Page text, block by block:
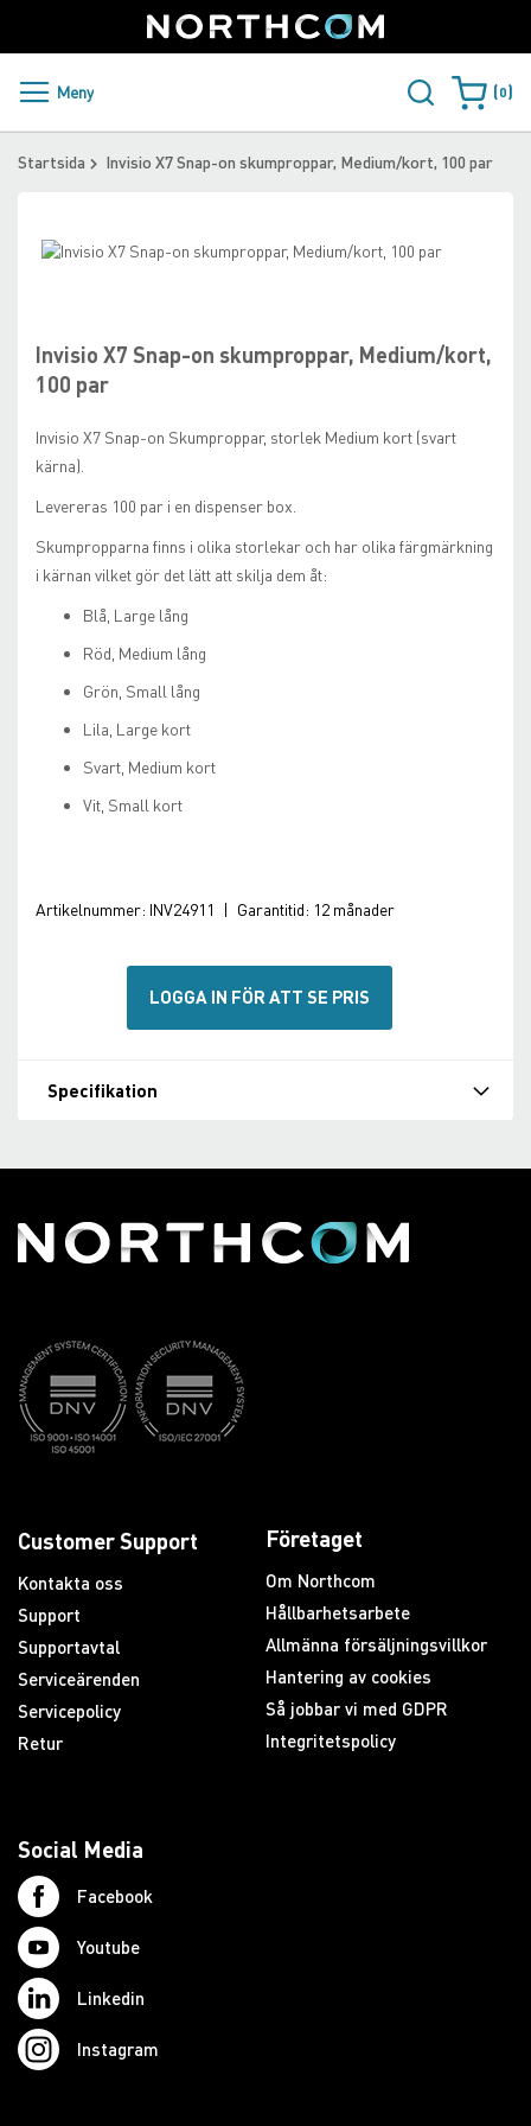
to
Content
Sweden
PRODUKTER OCH LÖSNINGAR
ÅTERFÖRSÄLJARE
LADDA NER
Meny Varukorgen
0
Startsida Invisio X7 Snap-on skumproppar, Medium/kort, 100 par
Invisio X7 Snap-on skumproppar, Medium/kort,
100 par
Invisio X7 Snap-on Skumproppar, storlek Medium kort (svart
kärna).
Levereras 100 par i en dispenser box.
Skumpropparna finns i olika storlekar och har olika färgmärkning
i kärnan vilket gör det lätt att skilja dem åt:
Blå, Large lång
Röd, Medium lång
Grön, Small lång
Lila, Large kort
Svart, Medium kort
Vit, Small kort
Artikelnummer: INV24911 | Garantitid: 12 månader
LOGGA IN FÖR ATT SE PRIS
Skip
the
images
beginning
of
the
gallery
Specifikation
Customer Support
Kontakta oss
Support
Supportavtal
Serviceärenden
Servicepolicy
Retur
Företaget
Om Northcom
Hållbarhetsarbete
Allmänna försäljningsvillkor
Hantering av cookies
Så jobbar vi med GDPR
Integritetspolicy
Social Media
Facebook
Youtube
Linkedin
Instagram